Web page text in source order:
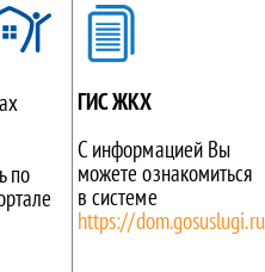
по
ГИС ЖКХ
С информацией Вы
можете ознакомиться
в системе
https://dom.gosuslugi.ru